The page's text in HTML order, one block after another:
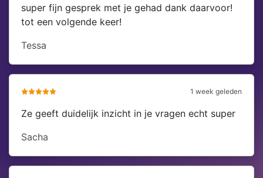
super fijn gesprek met je gehad dank daarvoor!
tot een volgende keer!
Tessa
1 week geleden
Ze geeft duidelijk inzicht in je vragen echt super
Sacha